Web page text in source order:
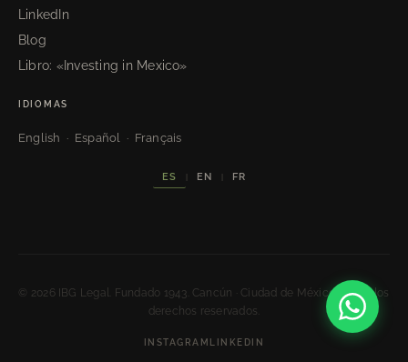
LinkedIn
Blog
Libro: «Investing in Mexico»
IDIOMAS
English · Español · Français
ES EN FR
© 2026 IBG Legal. Fundado 1943. Cancún · Ciudad de México. Todos los
derechos reservados.
INSTAGRAM LINKEDIN